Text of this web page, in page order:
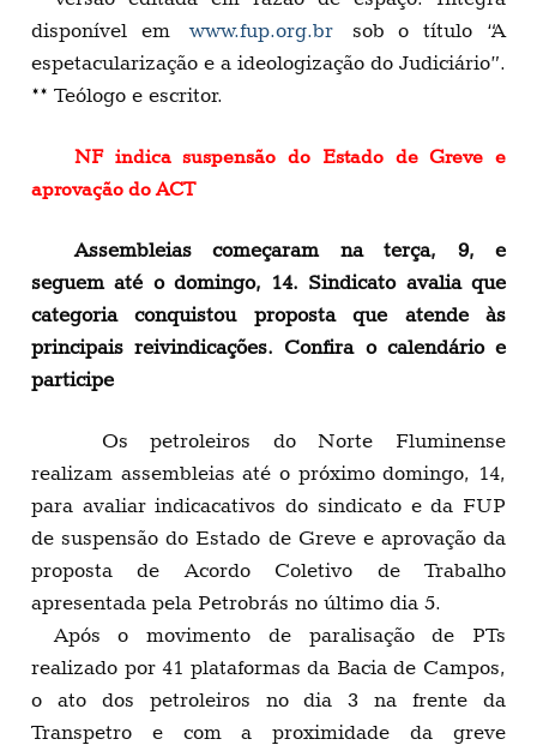
disponível emwww.fup.org.brsob o título “A
espetacularização e a ideologização do Judiciário”.
** Teólogo e escritor.
NF indica suspensão do Estado de Greve e
aprovação do ACT
Assembleias começaram na terça, 9, e
seguem até o domingo, 14. Sindicato avalia que
categoria conquistou proposta que atende às
principais reivindicações. Confira o calendário e
participe
Os petroleiros do Norte Fluminense
realizam assembleias até o próximo domingo, 14,
para avaliar indicacativos do sindicato e da FUP
de suspensão do Estado de Greve e aprovação da
proposta de Acordo Coletivo de Trabalho
apresentada pela Petrobrás no último dia 5.
Após o movimento de paralisação de PTs
realizado por 41 plataformas da Bacia de Campos,
o ato dos petroleiros no dia 3 na frente da
Transpetro e com a proximidade da greve